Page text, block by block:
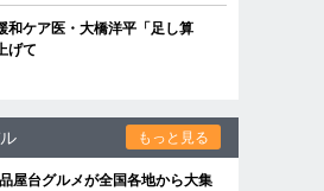
和ケア医・大橋洋平「足し算
げて
もっと見る
屋台グルメが全国各地から大集